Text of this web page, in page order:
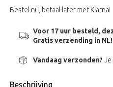
Bestel nu, betaal later met Klarna!
Voor 17 uur besteld,
Gratis verzending in NL!
Vandaag verzonden? Je
Beschrijving